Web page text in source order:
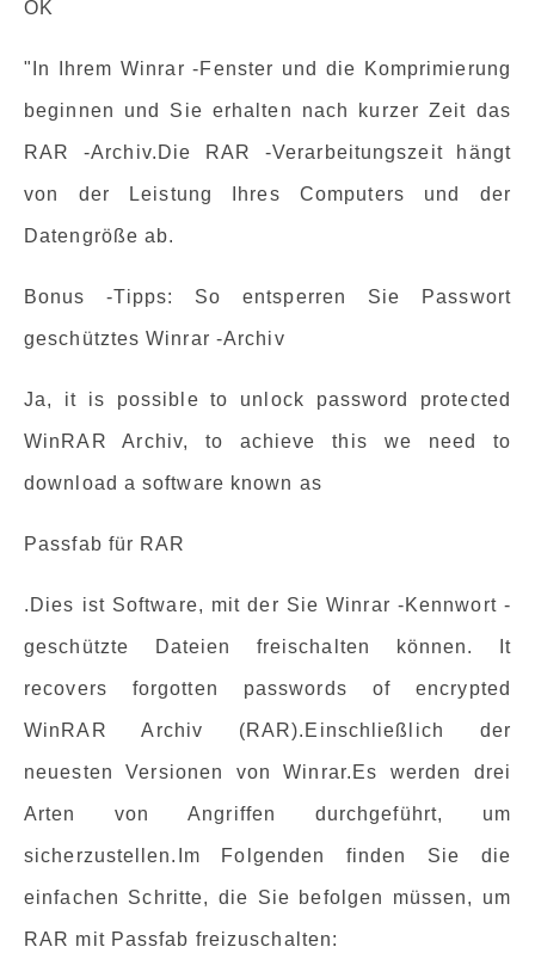
OK
"In Ihrem Winrar -Fenster und die Komprimierung
beginnen und Sie erhalten nach kurzer Zeit das
RAR -Archiv.Die RAR -Verarbeitungszeit hängt
von der Leistung Ihres Computers und der
Datengröße ab.
Bonus -Tipps: So entsperren Sie Passwort
geschütztes Winrar -Archiv
Ja, it is possible to unlock password protected
WinRAR Archiv, to achieve this we need to
download a software known as
Passfab für RAR
.Dies ist Software, mit der Sie Winrar -Kennwort -
geschützte Dateien freischalten können. It
recovers forgotten passwords of encrypted
WinRAR Archiv (RAR).Einschließlich der
neuesten Versionen von Winrar.Es werden drei
Arten von Angriffen durchgeführt, um
sicherzustellen.Im Folgenden finden Sie die
einfachen Schritte, die Sie befolgen müssen, um
RAR mit Passfab freizuschalten: